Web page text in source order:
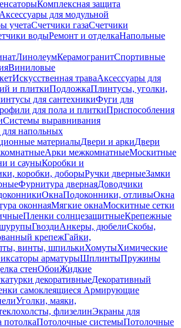
Комплексная защита
Аксессуары для модульной
учетаСчетчики газаСчетчики
водыРемонт и отделкаНапольные
ЛинолеумКерамогранитСпортивные
Виниловые
Искусственная траваАксессуары для
и плиткиПодложкаПлинтусы, уголки,
для сантехникиФуги для
для пола и плиткиПриспособления
Системы выравнивания
для напольных
материалыДвери и аркиДвери
Арки межкомнатныеМоскитные
и сауныКоробки и
коробки, доборыРучки дверныеЗамки
Фурнитура двернаяДоводчики
ОкнаПодоконники, отливыОкна
оконнаяМягкие окнаМоскитные сетки
Пленки солнцезащитныеКрепежные
ГвоздиАнкеры, дюбелиСкобы,
крепежГайки,
винты, шпилькиХомутыХимические
арматурыШплинтыПружины
стенОбоиЖидкие
декоративныеДекоративный
самоклеящиеся Армирующие
Уголки, маяки,
флизелинЭкраны для
потолкаПотолочные системыПотолочные